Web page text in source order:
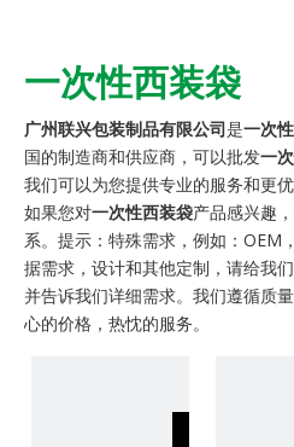
一次性西装袋
广州联兴包装制品有限公司是一次
国的制造商和供应商，可以批发一
我们可以为您提供专业的服务和更优
如果您对一次性西装袋产品感兴趣
系。提示：特殊需求，例如：OEM
据需求，设计和其他定制，请给我
并告诉我们详细需求。我们遵循质
心的价格，热忱的服务。